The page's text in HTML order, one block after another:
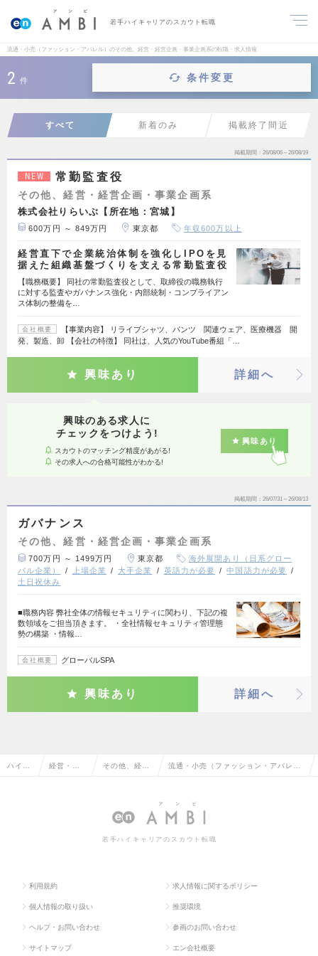
若手ハイキャリアのスカウト転職
流通・小売（ファッション・アパレル）のその他、経営・経営企画・事業企画系の転職・求人情報
2 件 条件変更
すべて 新着のみ 掲載終了間近
掲載期間 26/08/06～26/08/19
NEW 常勤監査役
その他、経営・経営企画・事業企画系
株式会社りらいぶ【所在地：宮城】
600万円 ～ 849万円 東京都 年収600万以上
経営直下で企業統治体制を強化しIPOを見
据えた組織基盤づくりを支える常勤監査役
【職務概要】 同社の常勤監査役として、取締役の職務執行
に対する監査やガバナンス強化・内部統制・コンプライアン
ス体制の整備を…
会社概要
【事業内容】 リライブシャツ、パンツ 関連ウェア、医療機器 開
発、製造、卸 【会社の特徴】 同社は、人気のYouTube番組「…
興味あり 詳細へ
興味のある求人に
チェックをつけよう!
スカウトのマッチング精度があがる!
その求人への合格可能性がわかる!
興味あり
掲載期間 26/07/31～26/08/13
ガバナンス
その他、経営・経営企画・事業企画系
700万円 ～ 1499万円 東京都
海外展開あり（日系グロー
バル企業）
上場企業 大手企業 英語力が必要
中国語力が必要
土日祝休み
■職務内容 弊社全体の情報セキュリティに関わり、下記の複
数領域をご担当頂きます。 ・全社情報セキュリティ管理態
勢の構築 ・情報…
会社概要 グローバルSPA
興味あり 詳細へ
ハイク 経営・経 その他、経
画・事業企画
流通・小売（ファッション・アパレ
企画系の転職・求人情報一覧
若手ハイキャリアのスカウト転職
利用規約 求人情報に関するポリシー
個人情報の取り扱い 推奨環境
ヘルプ・お問い合わせ 参画のお問い合わせ
サイトマップ エン会社概要